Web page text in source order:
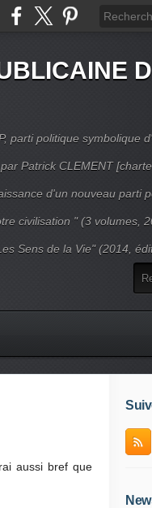
parti politique symbolique
Patrick CLEMENT
d'un nouveau parti
civilisation " (3 volumes,
Sens de la Vie" (2014,
aussi bref que